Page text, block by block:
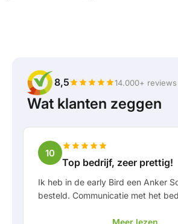
8,5 14.000+ reviews
Wat klanten zeggen
10
Top bedrijf, zeer prettig!
Ik heb in de early Bird een Anker
besteld. Communicatie met het
Meer lezen